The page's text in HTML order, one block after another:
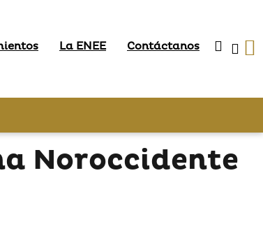
La ENEE Contáctanos
Noroccidente